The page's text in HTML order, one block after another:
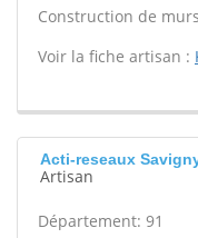
Construction de
Voir la fiche artisan :
Acti-reseaux
Artisan
Département: 91